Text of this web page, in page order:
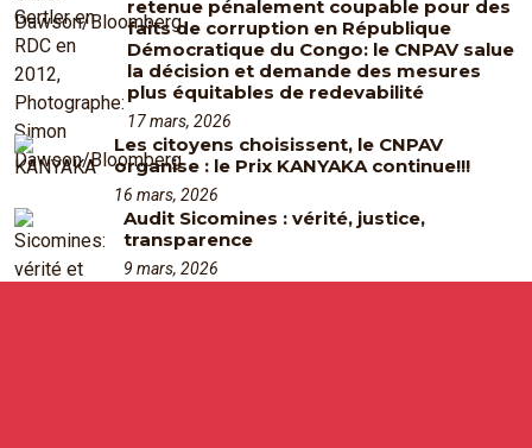
retenue pénalement coupable pour des
faits de corruption en République
Démocratique du Congo: le CNPAV salue
la décision et demande des mesures
plus équitables de redevabilité
17 mars, 2026
Les citoyens choisissent, le CNPAV
organise : le Prix KANYAKA continue!!!
16 mars, 2026
Audit Sicomines : vérité, justice,
transparence
9 mars, 2026